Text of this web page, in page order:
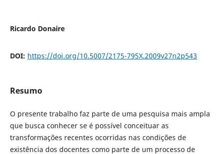
Ricardo Donaire
DOI: https://doi.org/10.5007/2175-795X.2009v27n2p543
Resumo
O presente trabalho faz parte de uma pesquisa mais ampla
que busca conhecer se é possível conceituar as
transformações recentes ocorridas nas condições de
existência dos docentes como parte de um processo de